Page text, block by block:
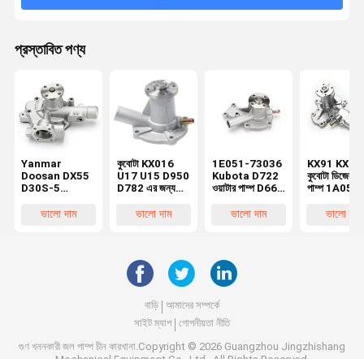
প্রস্তাবিত পণ্য
Yanmar
Doosan DX55
D30S-5
Water Pump
ভালো দাম
কুবোটা KX016
U17 U15 D950
D782 এর জন্য
পাম্প এক্সক্যাভেটর
ভালো দাম
1E051-73036
Kubota D722
ওয়াটার পাম্প D662
ইঞ্জিনের জন্য
ভালো দাম
KX91
কুবোটা ডিজেল
পাম্প 1A051-
73035
ভালো দাম
বাড়ি
আমাদের সম্পর্কে
সাইট ম্যাপ
গোপনীয়তা নীতি
গুণ খননকারী জল পাম্প চীন কারখানা.Copyright © 2026 Guangzhou Jingzhishang